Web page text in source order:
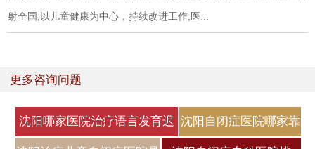
射全国;以儿童健康为中心，持续改进工作;医...
更多咨询问题
沈阳哪家医院治疗语言发育迟 沈阳自闭症医院哪家靠